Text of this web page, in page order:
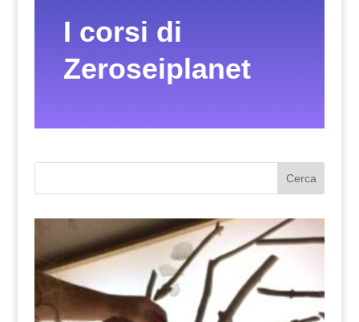
I corsi di
Zeroseiplanet
Cerca